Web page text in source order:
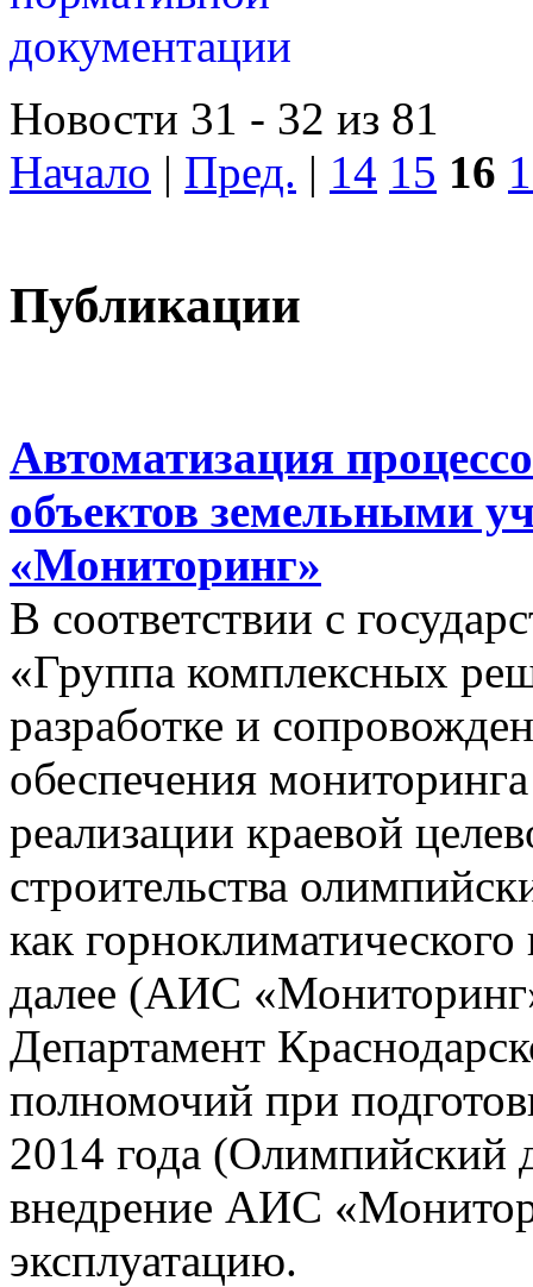
Новости 31 - 32 из 81
Начало | Пред. | 14 15 16
Публикации
Автоматизация
объектов земельными
«Мониторинг»
В соответствии с
«Группа комплексных
разработке и
обеспечения
реализации краевой
строительства
как
далее (АИС
Департамент
полномочий при
2014 года (Олимпийский
внедрение АИС
эксплуатацию.